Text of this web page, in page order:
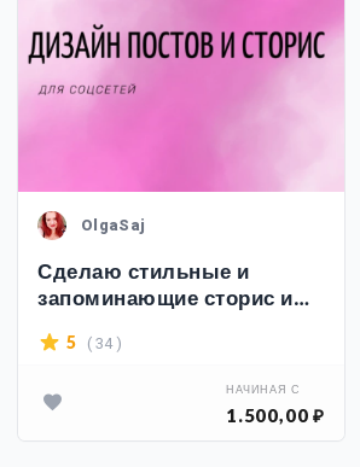
OlgaSaj
Сделаю стильные и
запоминающие сторис и
посты
5 ( 34 )
НАЧИНАЯ С
1.500,00 ₽